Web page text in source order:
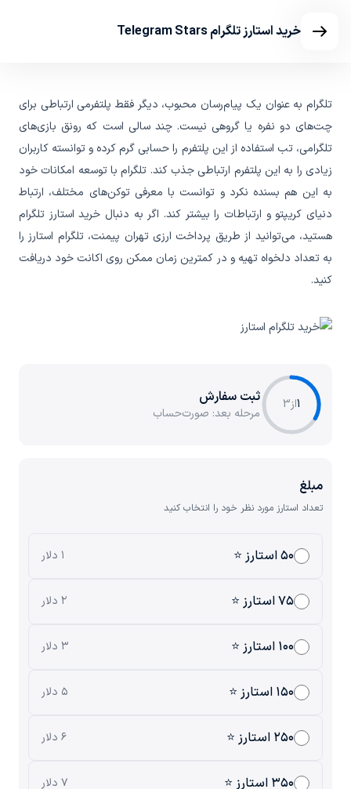
خرید استارز تلگرام Telegram Stars
تلگرام به عنوان یک پیام‌رسان محبوب، دیگر فقط پلتفرمی ارتباطی برای
چت‌های دو نفره یا گروهی نیست. چند سالی است که رونق بازی‌های
تلگرامی، تب استفاده از این پلتفرم را حسابی گرم کرده و توانسته کاربران
زیادی را به این پلتفرم ارتباطی جذب کند. تلگرام با توسعه امکانات خود
به این هم بسنده نکرد و توانست با معرفی توکن‌های مختلف، ارتباط
دنیای کریپتو و ارتباطات را بیشتر کند. اگر به دنبال خرید استارز تلگرام
هستید، می‌توانید از طریق پرداخت ارزی تهران پیمنت، تلگرام استارز را
به تعداد دلخواه تهیه و در کمترین زمان ممکن روی اکانت خود دریافت
کنید.
1از3 ثبت سفارش
مرحله بعد: صورت‌حساب
مبلغ
تعداد استارز مورد نظر خود را انتخاب کنید
۵۰ استارز ⭐ ۱ دلار
۷۵ استارز ⭐ ۲ دلار
۱۰۰ استارز ⭐ ۳ دلار
۱۵۰ استارز ⭐ ۵ دلار
۲۵۰ استارز ⭐ ۶ دلار
۳۵۰ استارز ⭐ ۷ دلار